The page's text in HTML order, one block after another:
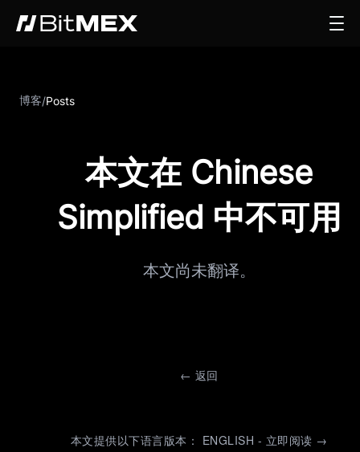
博客/Posts
本文在 Chinese
Simplified 中不可用
本文尚未翻译。
← 返回
本文提供以下语言版本： ENGLISH - 立即阅读 →